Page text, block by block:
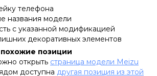
телефона
названия модели
с указанной модификацией
декоративных элементов
позиции
открыть страница модели Meizu
доступна другая позиция из этой